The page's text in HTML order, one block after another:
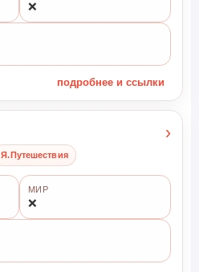
❌
подробнее и ссылки
Я.Путешествия
›
МИР
❌